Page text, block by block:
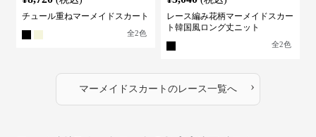
チュール重ねマーメイドスカート
全2色
レース編み花柄マーメイドスカー
ト韓国風ロング丈ニット
全2色
マーメイドスカート のレース一覧へ ›